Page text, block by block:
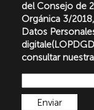
del Consejo de
Orgánica 3/
Datos
consultar nuestra